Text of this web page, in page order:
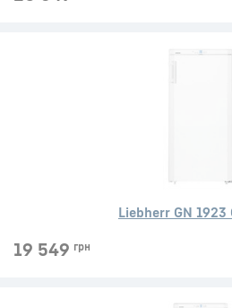
Liebherr GN
19 549 грн